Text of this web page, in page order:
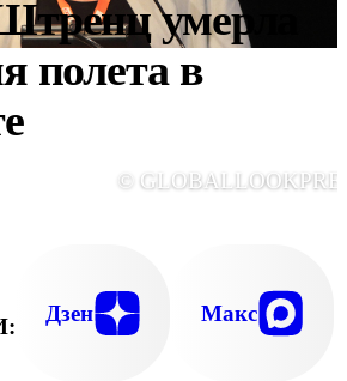
умерла
полета в
©
Дзен Макс